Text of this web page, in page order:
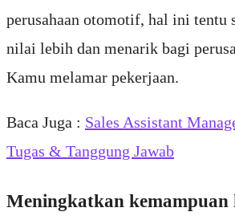
perusahaan otomotif, hal ini tentu
nilai lebih dan menarik bagi
Kamu melamar pekerjaan.
Baca Juga : Sales Assistant
Tugas & Tanggung Jawab
Meningkatkan kemampuan